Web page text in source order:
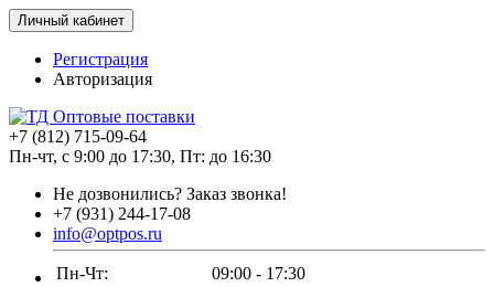
Личный кабинет
Регистрация
Авторизация
+7 (812) 715-09-64
Пн-чт, с 9:00 до 17:30, Пт: до 16:30
Не дозвонились? Заказ звонка!
+7 (931) 244-17-08
info@optpos.ru
Пн-Чт:
09:00 - 17:30